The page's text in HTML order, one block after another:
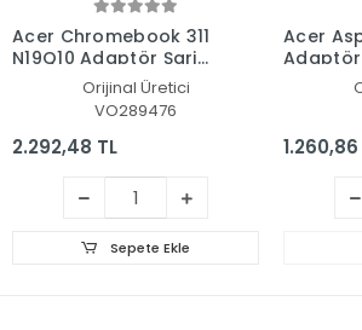
Acer Chromebook 311
N19Q10 Adaptör Şarj
Aleti-CihazıOrijinal Üretici
VO289476
2.292,48 TL
Sepete Ekle
Acer
1.260,86